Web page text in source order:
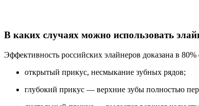
В каких случаях можно использовать
Эффективность российских элайнеров доказана в
открытый прикус, несмыкание зубных рядов;
глубокий прикус — верхние зубы полностью